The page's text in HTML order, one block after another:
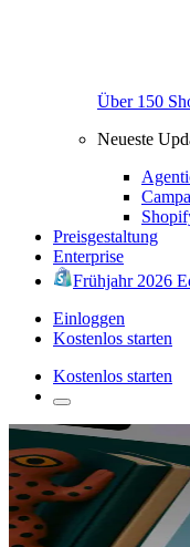
Über 150
Neueste
Preisgestaltung
Enterprise
Frühjahr 2026
Einloggen
Kostenlos starten
Kostenlos starten